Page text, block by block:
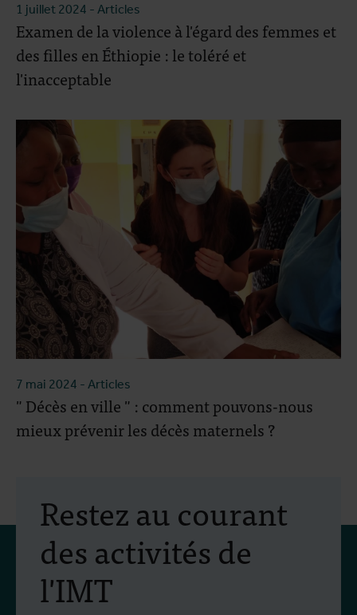
1 juillet 2024 - Articles
Examen de la violence à l'égard des femmes et
des filles en Éthiopie : le toléré et
l'inacceptable
7 mai 2024 - Articles
" Décès en ville " : comment pouvons-nous
mieux prévenir les décès maternels ?
Restez au courant
des activités de
l'IMT